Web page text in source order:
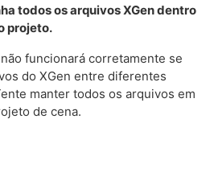
todos os arquivos XGen dentro
projeto.
funcionará corretamente se
do XGen entre diferentes
manter todos os arquivos em
de cena.